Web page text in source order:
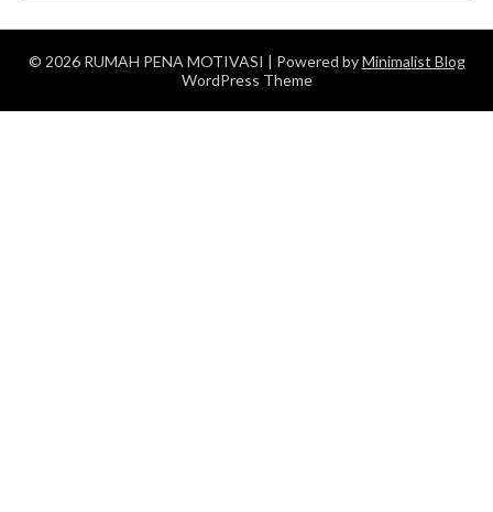
© 2026 RUMAH PENA MOTIVASI | Powered byMinimalist Blog
WordPress Theme